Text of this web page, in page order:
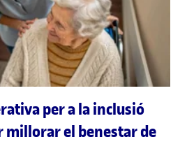
per a la inclusió
millorar el benestar de